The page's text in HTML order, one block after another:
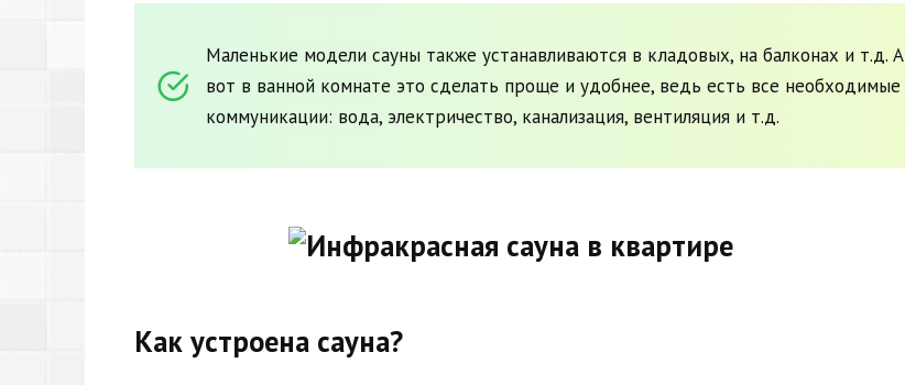
Маленькие модели сауны также устанавливаются в кладовых, на балконах и т.д. А
вот в ванной комнате это сделать проще и удобнее, ведь есть все необходимые
коммуникации: вода, электричество, канализация, вентиляция и т.д.
Как устроена сауна?